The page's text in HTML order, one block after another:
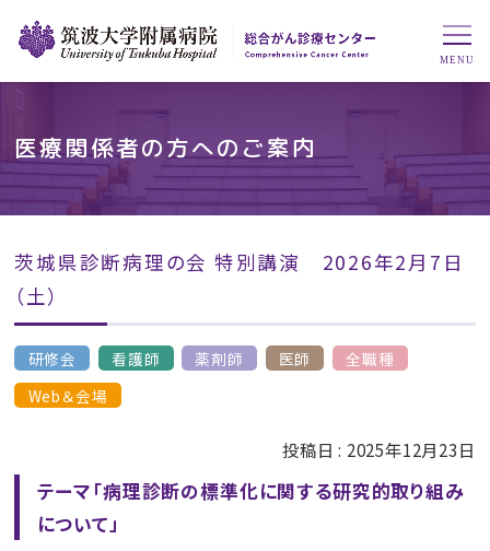
医療関係者の方へのご案内
茨城県診断病理の会 特別講演 2026年2月7日
（土）
研修会 看護師 薬剤師 医師
全職種
Web＆会場
投稿日 : 2025年12月23日
テーマ「病理診断の標準化に関する研究的取り組み
について」